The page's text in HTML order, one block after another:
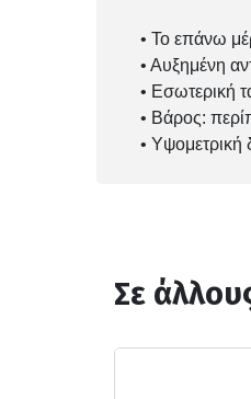
• Το επάνω
• Αυξημένη
• Εσωτερική
• Βάρος:
• Υψομετρική
Σε